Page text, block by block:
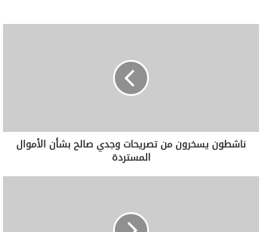
ناشطون يسخرون من تصريحات وجدي صالح بشأن الأموال
المستردة